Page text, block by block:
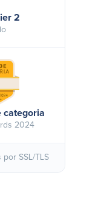
2
categoria
2024
SSL/TLS